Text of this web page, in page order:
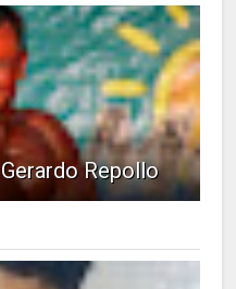
Repollo